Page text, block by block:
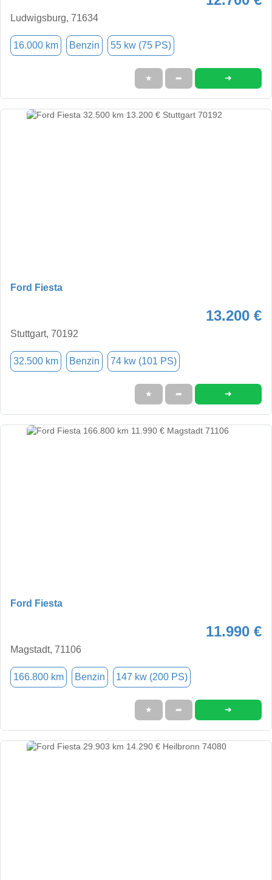
Ludwigsburg, 71634
16.000 km Benzin 55 kw (75 PS)
★ ➦ ➜
Ford Fiesta
13.200 €
Stuttgart, 70192
32.500 km Benzin 74 kw (101 PS)
★ ➦ ➜
Ford Fiesta
11.990 €
Magstadt, 71106
166.800 km Benzin 147 kw (200 PS)
★ ➦ ➜